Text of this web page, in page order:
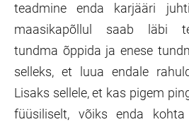
teadmine enda karjääri
maasikapõllul saab läbi
tundma õppida ja enese
selleks, et luua endale
Lisaks sellele, et kas pigem
füüsiliselt, võiks enda